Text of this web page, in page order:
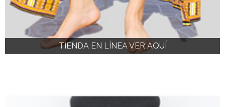
TIENDA EN LÍNEA VER AQUÍ